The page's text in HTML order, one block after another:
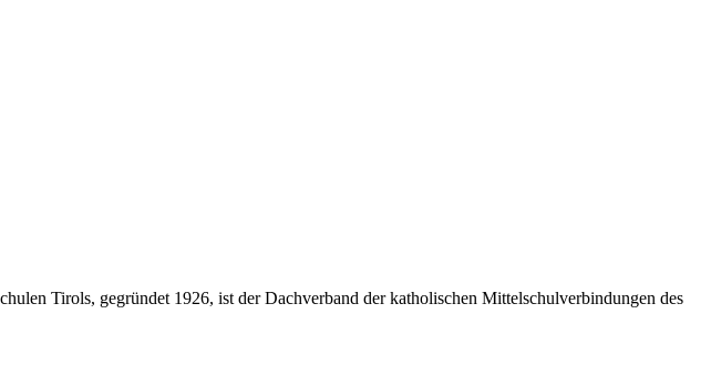
Tirols, gegründet 1926, ist der Dachverband der katholischen Mittelschulverbindungen des